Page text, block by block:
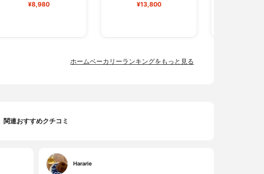
¥8,980 ¥13,800
ホームベーカリーランキングをもっと見る
関連おすすめクチコミ
Hararie